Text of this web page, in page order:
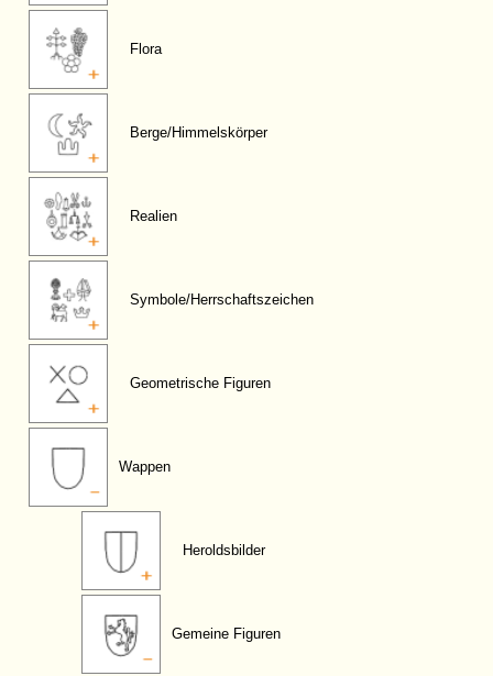
Flora
Berge/Himmelskörper
Realien
Symbole/Herrschaftszeichen
Geometrische Figuren
Wappen
Heroldsbilder
Gemeine Figuren